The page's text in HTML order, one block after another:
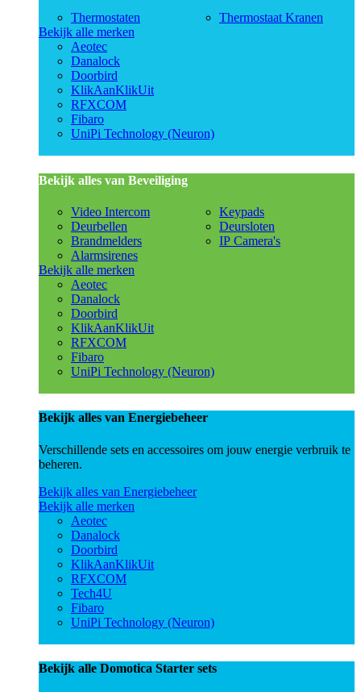
Thermostaten
Thermostaat Kranen
Bekijk alle merken
Aeotec
Danalock
Doorbird
KlikAanKlikUit
RFXCOM
Fibaro
UniPi Technology (Neuron)
Bekijk alles van Beveiliging
Video Intercom
Deurbellen
Brandmelders
Alarmsirenes
Keypads
Deursloten
IP Camera's
Bekijk alle merken
Aeotec
Danalock
Doorbird
KlikAanKlikUit
RFXCOM
Fibaro
UniPi Technology (Neuron)
Bekijk alles van Energiebeheer
Verschillende sets en accessoires om jouw energie verbruik te
beheren.
Bekijk alles van Energiebeheer
Bekijk alle merken
Aeotec
Danalock
Doorbird
KlikAanKlikUit
RFXCOM
Tech4U
Fibaro
UniPi Technology (Neuron)
Bekijk alle Domotica Starter sets